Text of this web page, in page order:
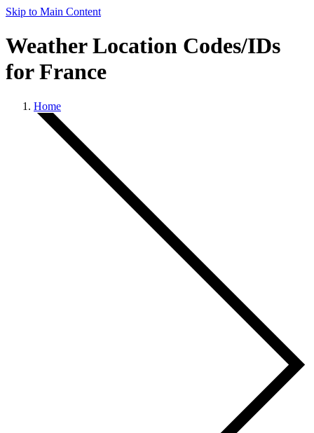
Skip to Main Content
Weather Location Codes/IDs
for France
Home